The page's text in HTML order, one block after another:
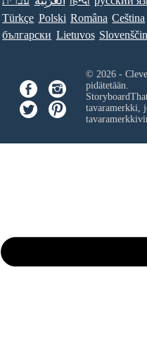
Türkçe Polski Româna Ceština
български Lietuvos
© 2026 -
pidätetään.
tavaramerkki,